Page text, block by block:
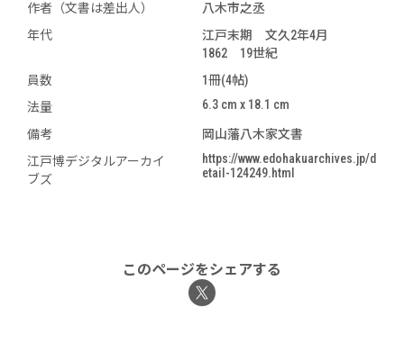
作者（文書は差出人）
八木市之丞
年代
江戸末期 文久2年4月
1862 19世紀
員数
1冊(4帖)
法量
6.3 cm x 18.1 cm
備考
岡山藩八木家文書
江戸博デジタルアーカイ
ブズ
https://www.edohakuarchives.jp/d
etail-124249.html
このページをシェアする